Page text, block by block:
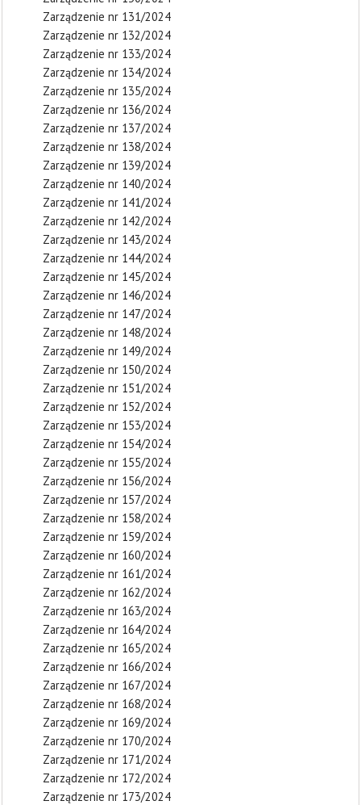
Zarządzenie nr 131/2024
Zarządzenie nr 132/2024
Zarządzenie nr 133/2024
Zarządzenie nr 134/2024
Zarządzenie nr 135/2024
Zarządzenie nr 136/2024
Zarządzenie nr 137/2024
Zarządzenie nr 138/2024
Zarządzenie nr 139/2024
Zarządzenie nr 140/2024
Zarządzenie nr 141/2024
Zarządzenie nr 142/2024
Zarządzenie nr 143/2024
Zarządzenie nr 144/2024
Zarządzenie nr 145/2024
Zarządzenie nr 146/2024
Zarządzenie nr 147/2024
Zarządzenie nr 148/2024
Zarządzenie nr 149/2024
Zarządzenie nr 150/2024
Zarządzenie nr 151/2024
Zarządzenie nr 152/2024
Zarządzenie nr 153/2024
Zarządzenie nr 154/2024
Zarządzenie nr 155/2024
Zarządzenie nr 156/2024
Zarządzenie nr 157/2024
Zarządzenie nr 158/2024
Zarządzenie nr 159/2024
Zarządzenie nr 160/2024
Zarządzenie nr 161/2024
Zarządzenie nr 162/2024
Zarządzenie nr 163/2024
Zarządzenie nr 164/2024
Zarządzenie nr 165/2024
Zarządzenie nr 166/2024
Zarządzenie nr 167/2024
Zarządzenie nr 168/2024
Zarządzenie nr 169/2024
Zarządzenie nr 170/2024
Zarządzenie nr 171/2024
Zarządzenie nr 172/2024
Zarządzenie nr 173/2024